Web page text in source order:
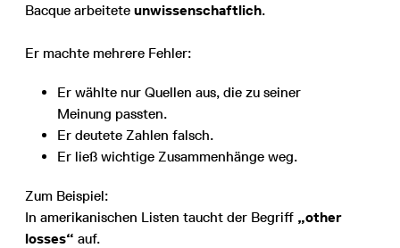
Bacque arbeitete unwissenschaftlich.
Er machte mehrere Fehler:
Er wählte nur Quellen aus, die zu seiner
Meinung passten.
Er deutete Zahlen falsch.
Er ließ wichtige Zusammenhänge weg.
Zum Beispiel:
In amerikanischen Listen taucht der Begriff „other
losses“ auf.